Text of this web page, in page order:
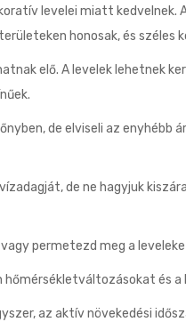
levelei miatt
honosak, és széles
elő. A levelek lehetnek
de elviseli az enyhébb
de ne hagyjuk
permetezd meg a
hőmérsékletváltozásokat és
az aktív növekedési